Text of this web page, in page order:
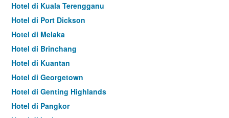
Hotel di Kuala Terengganu
Hotel di Port Dickson
Hotel di Melaka
Hotel di Brinchang
Hotel di Kuantan
Hotel di Georgetown
Hotel di Genting Highlands
Hotel di Pangkor